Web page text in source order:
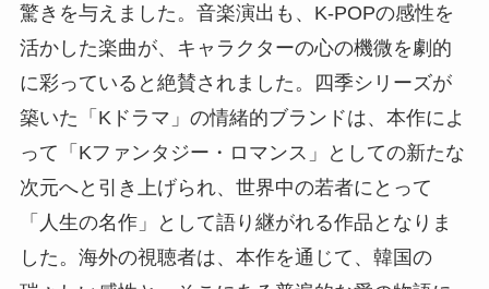
驚きを与えました。音楽演出も、K-POPの感性を
活かした楽曲が、キャラクターの心の機微を劇的
に彩っていると絶賛されました。四季シリーズが
築いた「Kドラマ」の情緒的ブランドは、本作によ
って「Kファンタジー・ロマンス」としての新たな
次元へと引き上げられ、世界中の若者にとって
「人生の名作」として語り継がれる作品となりま
した。海外の視聴者は、本作を通じて、韓国の